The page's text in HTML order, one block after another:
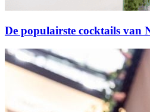
De populairste cocktails van